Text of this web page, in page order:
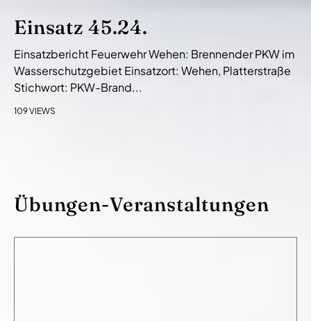
Einsatz 45.24.
Einsatzbericht Feuerwehr Wehen: Brennender PKW im
Wasserschutzgebiet Einsatzort: Wehen, Platterstraße
Stichwort: PKW-Brand...
109 VIEWS
Übungen-Veranstaltungen